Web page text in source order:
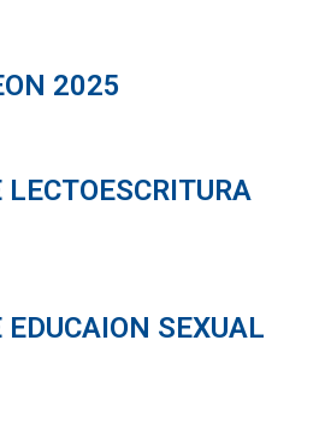
2025
LECTOESCRITURA
EDUCAION SEXUAL